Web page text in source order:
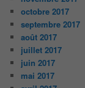
octobre 2017
septembre 2017
août 2017
juillet 2017
juin 2017
mai 2017